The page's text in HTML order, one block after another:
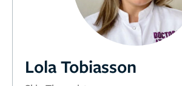
Lola Tobiasson